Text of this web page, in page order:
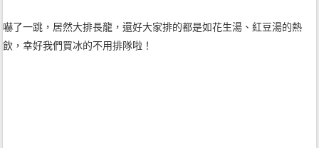
嚇了一跳，居然大排長龍，還好大家排的都是如花生湯、紅豆湯的熱
飲，幸好我們買冰的不用排隊啦！